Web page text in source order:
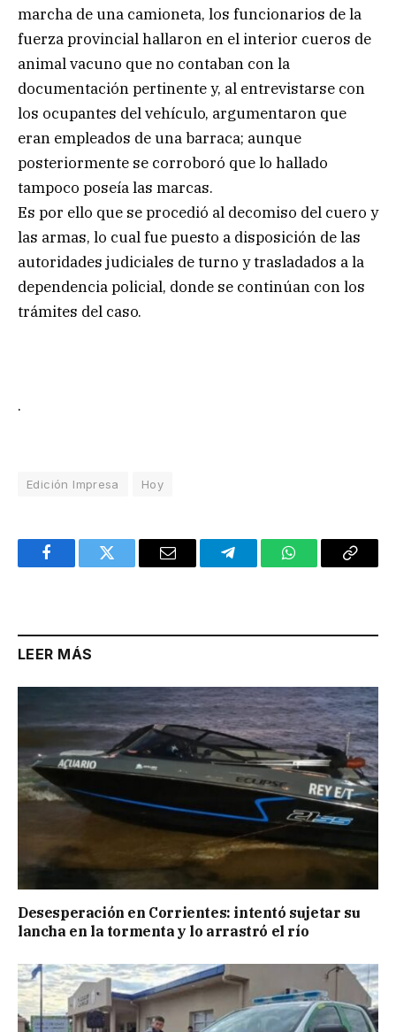
marcha de una camioneta, los funcionarios de la
fuerza provincial hallaron en el interior cueros de
animal vacuno que no contaban con la
documentación pertinente y, al entrevistarse con
los ocupantes del vehículo, argumentaron que
eran empleados de una barraca; aunque
posteriormente se corroboró que lo hallado
tampoco poseía las marcas.
Es por ello que se procedió al decomiso del cuero y
las armas, lo cual fue puesto a disposición de las
autoridades judiciales de turno y trasladados a la
dependencia policial, donde se continúan con los
trámites del caso.
.
Edición Impresa Hoy
FacebookTwitter Email TelegramWhatsAppCopy
LEER MÁS
Desesperación en Corrientes: intentó sujetar su
lancha en la tormenta y lo arrastró el río